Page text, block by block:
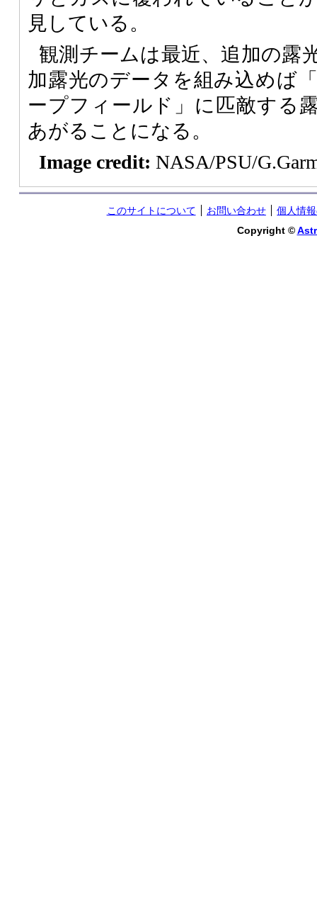
見している。
観測チームは最近、追加の露
加露光のデータを組み込めば
ープフィールド」に匹敵する
あがることになる。
Image credit: NASA/PSU/
このサイトについて お問い合わせ
個人情
Copyright ©